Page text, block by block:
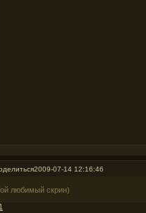
2009-07-14 12:16:46
любимый скрин)